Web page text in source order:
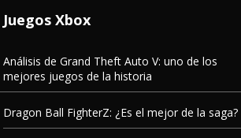
Juegos Xbox
Análisis de Grand Theft Auto V: uno de los
mejores juegos de la historia
Dragon Ball FighterZ: ¿Es el mejor de la saga?